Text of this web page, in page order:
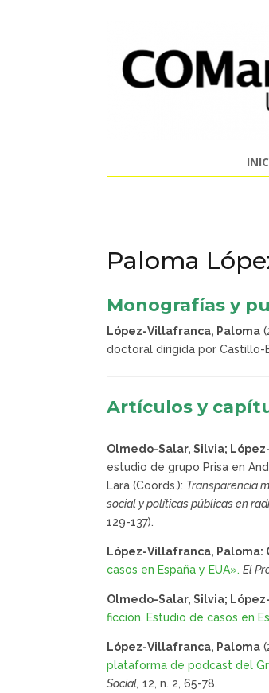
Paloma
Monografías y
López-Villafranca, Paloma
doctoral dirigida por Castillo-
Artículos y
Olmedo-Salar, Silvia;
estudio de grupo Prisa en
Lara (Coords.): Transparencia
social y políticas públicas en
129-137).
López-Villafranca, Paloma:
casos en España y EUA».El
Olmedo-Salar, Silvia;
ficción. Estudio de casos en
López-Villafranca, Paloma
plataforma de podcast del
Social, 12, n. 2, 65-78.